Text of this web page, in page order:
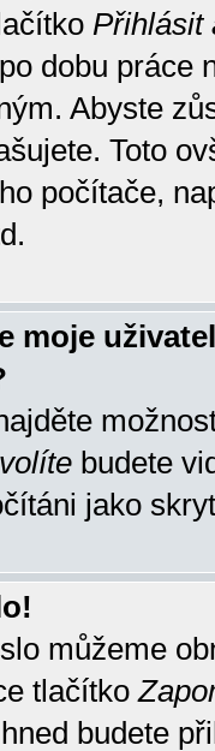
Přihlásit
dobu práce
Abyste
Toto
počítače,
moje
budete
jako
můžeme
tlačítko
budete